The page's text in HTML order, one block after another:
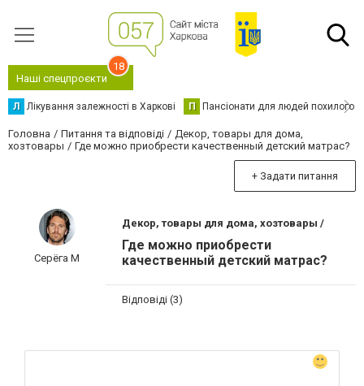
Наші спецпроєкти
18
Л Лікування залежності в Харкові П Пансіонати для людей похилого
Головна Питання та відповіді
Декор, товары для дома,
хозтовары
Где можно приобрести качественный детский матрас?
+ Задати питання
Серёга М
Декор, товары для дома, хозтовары /
Где можно приобрести
качественный детский матрас?
Відповіді (3)